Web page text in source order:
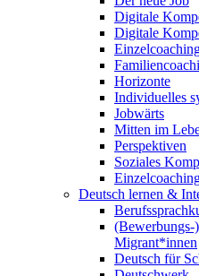
Digitale
Digitale
Horizonte
Individuelles
Jobwärts
Mitten im
Perspektiven
Soziales
Deutsch lernen &
(Bewerbungs-
Migrant*innen
Deutsch für